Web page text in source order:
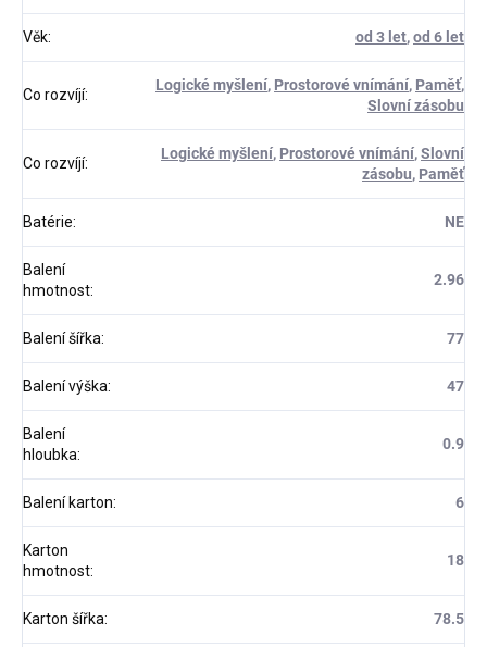
Věk: od 3 let,od 6 let
Co rozvíjí:
Logické myšlení, Prostorové vnímání, Paměť,
Slovní zásobu
Co rozvíjí:
Logické myšlení, Prostorové vnímání,Slovní
zásobu, Paměť
Batérie: NE
Balení
hmotnost:
2.96
Balení šířka: 77
Balení výška: 47
Balení
hloubka:
0.9
Balení karton: 6
Karton
hmotnost:
18
Karton šířka: 78.5